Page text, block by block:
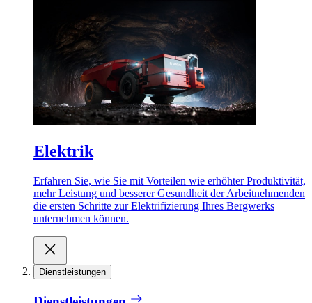
Elektrik
Erfahren Sie, wie Sie mit Vorteilen wie erhöhter Produktivität,
mehr Leistung und besserer Gesundheit der Arbeitnehmenden
die ersten Schritte zur Elektrifizierung Ihres Bergwerks
unternehmen können.
Dienstleistungen